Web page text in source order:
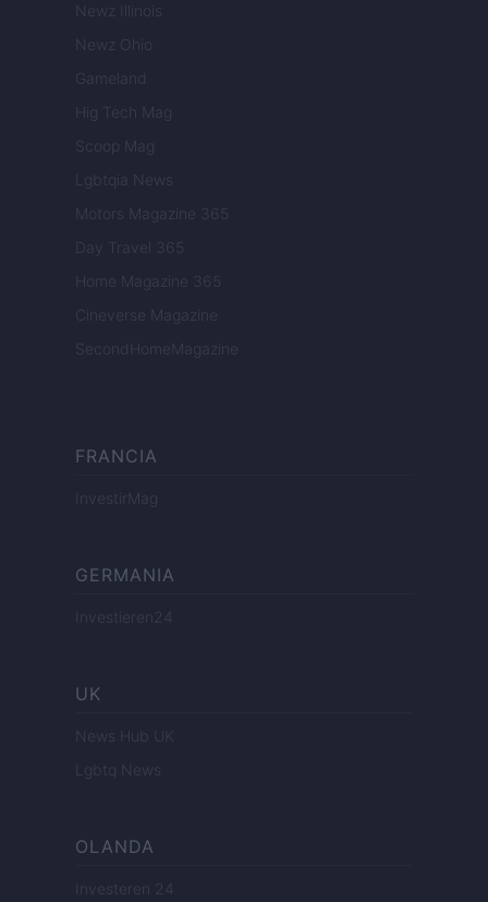
Newz Illinois
Newz Ohio
Gameland
Hig Tech Mag
Scoop Mag
Lgbtqia News
Motors Magazine 365
Day Travel 365
Home Magazine 365
Cineverse Magazine
SecondHomeMagazine
FRANCIA
InvestirMag
GERMANIA
Investieren24
UK
News Hub UK
Lgbtq News
OLANDA
Investeren 24